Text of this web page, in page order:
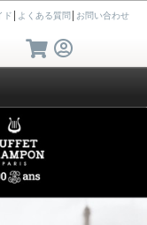
ド よくある質問 お問い合わせ